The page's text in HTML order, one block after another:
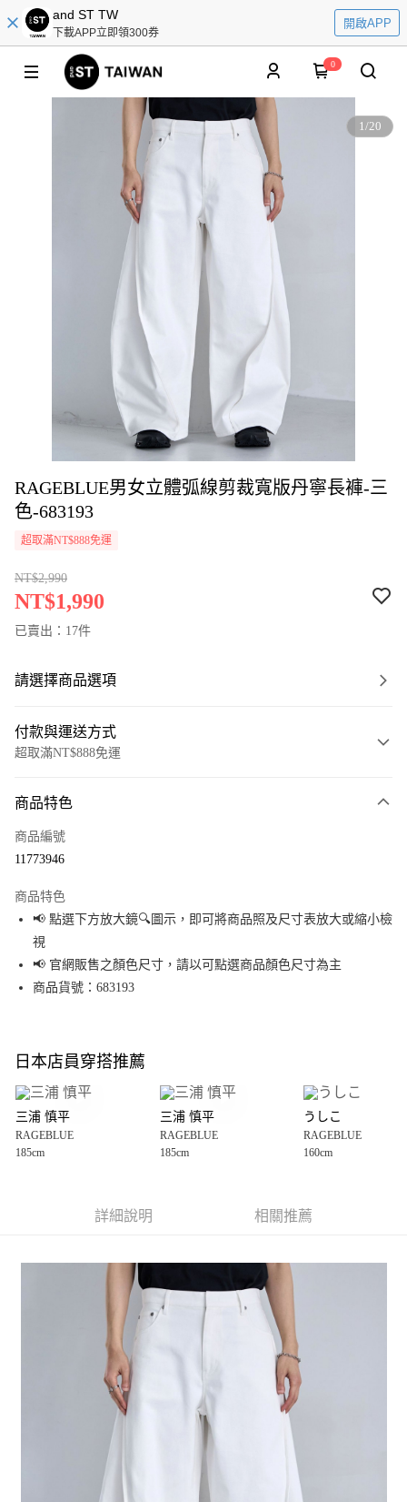
and ST TW
下載APP立即領300券
開啟APP
0
1/20
RAGEBLUE男女立體弧線剪裁寬版丹寧長褲-三
色-683193
超取滿NT$888免運
NT$2,990
NT$1,990
已賣出：17件
請選擇商品選項
付款與運送方式
超取滿NT$888免運
信用卡一次付款
Apple Pay
街口支付
悠遊付
全盈+PAY
大哥付你分期
【大哥付你分期使用說明】
1.本服務由台灣大哥大提供，台灣大哥大用戶可立即使用無須另外申請。
2.付款方式選擇「大哥付你分期」，訂單成立後會自動跳轉到大哥付的交易
3.實際核准額度、可分期數及費用金額請依後續交易確認頁面所載為準。
4.訂單成立30分鐘內，如未前往確認交易或遇審核未通過，訂單將自動取
【繳款方式說明】
1.分期款項不併入電信帳單，「大哥付你分期」於每月結算日後寄送繳費提
2.透過簡訊連結打開帳單後，可選擇「超商條碼／台灣大直營門市／銀行轉
帳／街口支付／iPASS MONEY」等通路繳費。
1.本服務係由「台灣大哥大股份有限公司」（以下簡稱本公司）所提供，讓
用戶於交易時，得透過本服務購買商品或服務，並由商店將買賣／分期付款
買賣價金債權讓與本公司後，依約使用本公司帳單繳交帳款。
2.基於同意付款使用「大哥付你分期」之契約關係目的，商店將以您的個人
資料（包含姓名、電話或地址）提供予台灣大哥大進項蒐集、處理及利用，
由本公司與您本人進行分期帳單所需資料之確認、核對及更正。
3.完整用戶服務條款，請詳閱以下連結：
https://oppay.tw/userRule
AFTEE先享後付
３．安心：先確認商品／服務後，再付款。
【「AFTEE先享後付」結帳流程】
１．於結帳方式選擇「AFTEE先享後付」後，將跳轉至「AFTEE先享後付」
結帳頁面，進行簡訊認證並確認金額後，即可完成結帳。
２．訂單成立數日內，您將收到繳費通知簡訊。
３．收到繳費通知簡訊後14天內，點擊此簡訊中的連結，可透過四大超商／
ATM／網路銀行／等多元方式進行付款，方視為交易完成。
※ 請注意：結帳手續完成當下不需立刻繳費，但若您需要取消訂單，請聯絡
購買商品的店家。未經商家同意取消之訂單仍視為有效，需透過AFTEE先享
後付繳納相關費用。
※ 交易是否成功請以「AFTEE先享後付 」之結帳頁面顯示為準，若有關於
是否繳費成功／繳費後需取消欲退款等相關疑問，請聯繫「AFTEE先享後付
https://netprotections.freshdesk.com/support/home
每筆NT$80，滿NT$888(含以上)免運費
每筆NT$80，滿NT$888(含以上)免運費
每筆NT$80，滿NT$1,500(含以上)免運費
每筆NT$80，滿NT$1,500(含以上)免運費
每筆NT$80，滿NT$1,500(含以上)免運費
商品特色
商品編號
11773946
商品特色
📢 點選下方放大鏡🔍圖示，即可將商品照及尺寸表放大或縮小檢
視
📢 官網販售之顏色尺寸，請以可點選商品顏色尺寸為主
商品貨號：683193
日本店員穿搭推薦
三浦 慎平
RAGEBLUE
185cm
三浦 慎平
RAGEBLUE
185cm
うしこ
RAGEBLUE
160cm
詳細說明 相關推薦